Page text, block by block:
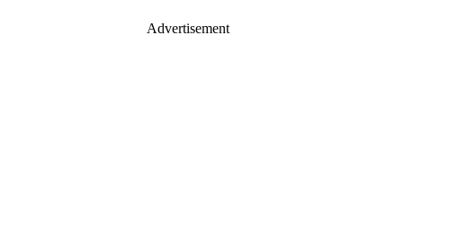
Advertisement